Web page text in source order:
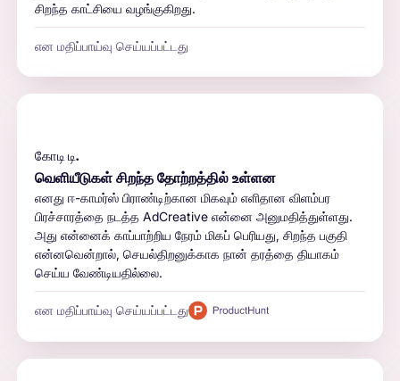
சிறந்த காட்சியை வழங்குகிறது.
என மதிப்பாய்வு செய்யப்பட்டது
கோடி டி.
வெளியீடுகள் சிறந்த தோற்றத்தில் உள்ளன
எனது ஈ-காமர்ஸ் பிராண்டிற்கான மிகவும் எளிதான விளம்பர
பிரச்சாரத்தை நடத்த AdCreative என்னை அனுமதித்துள்ளது.
அது என்னைக் காப்பாற்றிய நேரம் மிகப் பெரியது, சிறந்த பகுதி
என்னவென்றால், செயல்திறனுக்காக நான் தரத்தை தியாகம்
செய்ய வேண்டியதில்லை.
என மதிப்பாய்வு செய்யப்பட்டது